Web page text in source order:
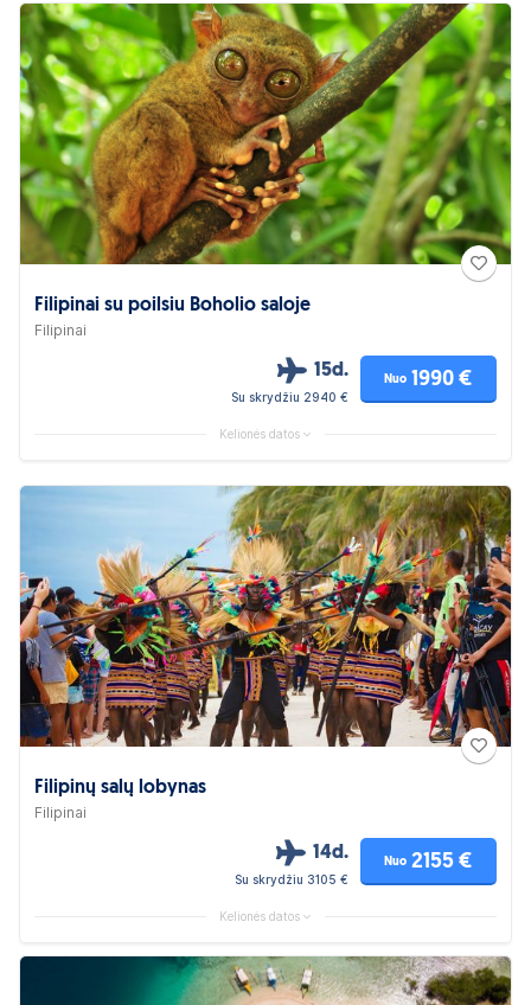
Filipinai su poilsiu Boholio saloje
Filipinai
15d.
Su skrydžiu 2940 €
Nuo 1990 €
Kelionės datos
Filipinų salų lobynas
Filipinai
14d.
Su skrydžiu 3105 €
Nuo 2155 €
Kelionės datos